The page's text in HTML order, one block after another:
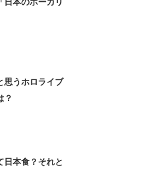
思うホロライブ
？
日本食？それと